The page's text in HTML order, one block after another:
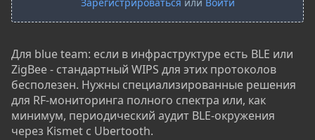
Для blue team: если в инфраструктуре есть BLE или
ZigBee - стандартный WIPS для этих протоколов
бесполезен. Нужны специализированные решения
для RF-мониторинга полного спектра или, как
минимум, периодический аудит BLE-окружения
через Kismet с Ubertooth.